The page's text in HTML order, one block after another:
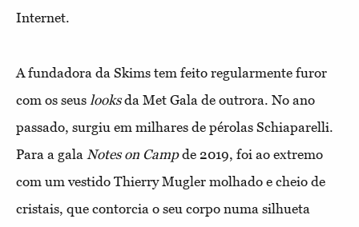
Internet.
A fundadora da Skims tem feito regularmente furor
com os seus looksda Met Gala de outrora. No ano
passado, surgiu em milhares de pérolas Schiaparelli.
Para a gala Notes on Campde 2019, foi ao extremo
com um vestido Thierry Mugler molhado e cheio de
cristais, que contorcia o seu corpo numa silhueta